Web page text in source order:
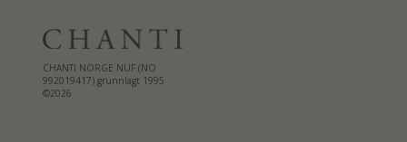
CHANTI NORGE NUF (NO
992019417) grunnlagt 1995
©2026